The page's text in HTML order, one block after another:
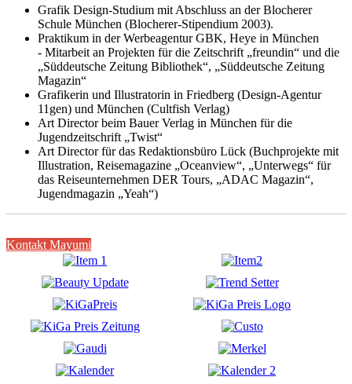
Grafik Design-Studium mit Abschluss an der Blocherer
Schule München (Blocherer-Stipendium 2003).
Praktikum in der Werbeagentur GBK, Heye in München
- Mitarbeit an Projekten für die Zeitschrift „freundin“ und die
„Süddeutsche Zeitung Bibliothek“, „Süddeutsche Zeitung
Magazin“
Grafikerin und Illustratorin in Friedberg (Design-Agentur
11gen) und München (Cultfish Verlag)
Art Director beim Bauer Verlag in München für die
Jugendzeitschrift „Twist“
Art Director für das Redaktionsbüro Lück (Buchprojekte mit
Illustration, Reisemagazine „Oceanview“, „Unterwegs“ für
das Reiseunternehmen DER Tours, „ADAC Magazin“,
Jugendmagazin „Yeah“)
Kontakt Mayumi